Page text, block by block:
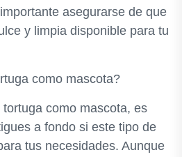
asegurarse de que
y limpia disponible para tu
como mascota?
como mascota, es
a fondo si este tipo de
tus necesidades. Aunque